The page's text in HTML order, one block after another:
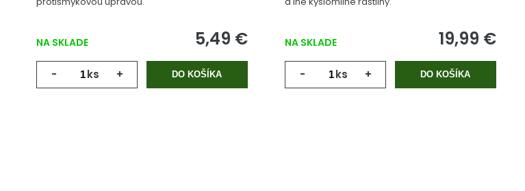
NA SKLADE 5,49 €
- ks + DO KOŠÍKA
NA SKLADE 19,99 €
- ks + DO KOŠÍKA